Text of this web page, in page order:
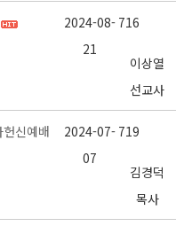
2024-08-
21
716
이상열
선교사
신예배
2024-07-
07
719
김경덕
목사